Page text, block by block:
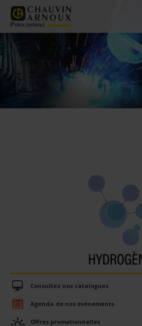
Consultez nos catalogues
Agenda de nos événements
Offres promotionnelles